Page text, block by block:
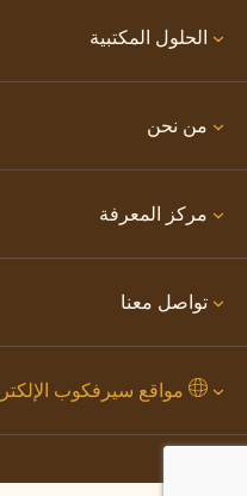
الحلول المكتبية
من نحن
مركز المعرفة
تواصل معنا
مواقع سيرفكوب